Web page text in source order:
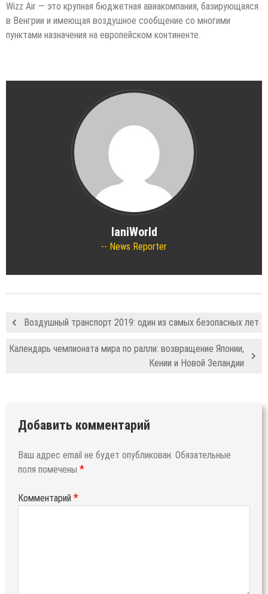
Wizz Air — это крупная бюджетная авиакомпания, базирующаяся
в Венгрии и имеющая воздушное сообщение со многими
пунктами назначения на европейском континенте.
IaniWorld
News Reporter
Воздушный транспорт 2019: один из самых безопасных лет
Календарь чемпионата мира по ралли: возвращение Японии,
Кении и Новой Зеландии
Добавить комментарий
Ваш адрес email не будет опубликован. Обязательные
поля помечены *
Комментарий *